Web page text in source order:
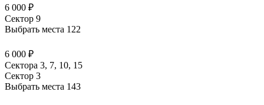
6 000 ₽
Сектор 9
Выбрать места 122
6 000 ₽
Сектора 3, 7, 10, 15
Сектор 3
Выбрать места 143